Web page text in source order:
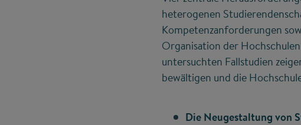
heterogenen
Kompetenzanforderungen
Organisation der
untersuchten Fallstudien
bewältigen und die
Die Neugestaltung von